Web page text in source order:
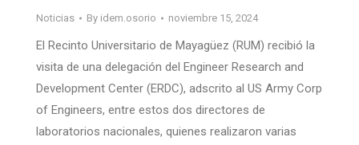
Noticias By idem.osorio noviembre 15, 2024
El Recinto Universitario de Mayagüez (RUM) recibió la
visita de una delegación del Engineer Research and
Development Center (ERDC), adscrito al US Army Corp
of Engineers, entre estos dos directores de
laboratorios nacionales, quienes realizaron varias